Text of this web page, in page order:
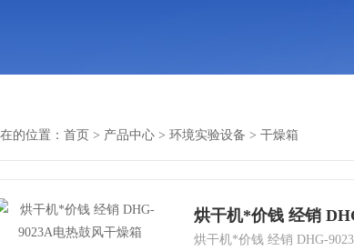
的位置： 首页 > 产品中心 > 环境实验设备 > 干燥箱
烘干机*价钱 经销
烘干机*价钱 经销 DHG-